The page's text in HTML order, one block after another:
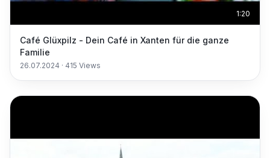
1:20
Café Glüxpilz - Dein Café in Xanten für die ganze
Familie
26.07.2024 · 415 Views